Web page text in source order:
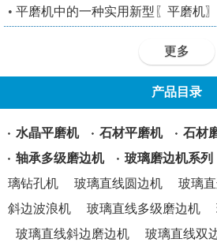
• 平磨机中的一种实用新型〖平磨机〗
更多
产品目录
水晶平磨机 石材平磨机 石材
轴承多级磨边机
玻璃磨边机系列
璃钻孔机
玻璃直线圆边机 玻璃
斜边波浪机
玻璃直线多级磨边机
玻璃直线斜边磨边机
玻璃直线双